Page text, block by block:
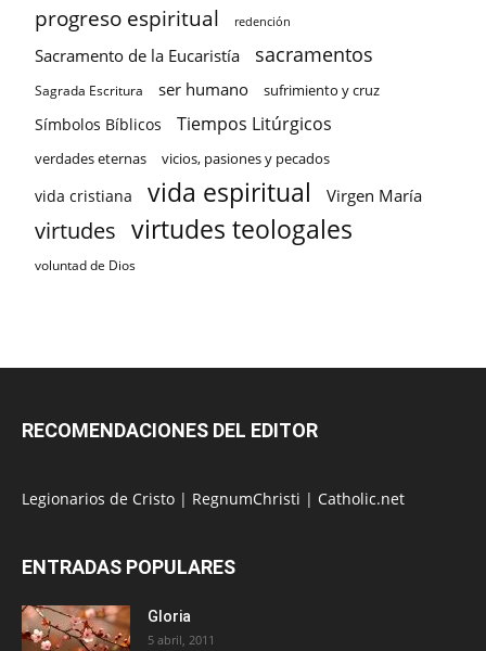
progreso espiritual redención
Sacramento de la Eucaristía sacramentos
Sagrada Escritura ser humano sufrimiento y cruz
Símbolos Bíblicos Tiempos Litúrgicos
verdades eternas vicios, pasiones y pecados
vida cristiana vida espiritual Virgen María
virtudes virtudes teologales
voluntad de Dios
RECOMENDACIONES DEL EDITOR
Legionarios de Cristo | RegnumChristi | Catholic.net
ENTRADAS POPULARES
Gloria
5 abril, 2011